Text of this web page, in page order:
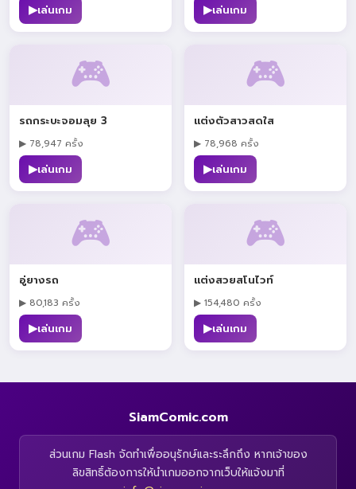
▶เล่นเกม ▶เล่นเกม
🎮
รถกระบะจอมลุย 3
▶ 78,947 ครั้ง
▶เล่นเกม
🎮
แต่งตัวสาวสดใส
▶ 78,968 ครั้ง
▶เล่นเกม
🎮
อู่ยางรถ
▶ 80,183 ครั้ง
▶เล่นเกม
🎮
แต่งสวยสโนไวท์
▶ 154,480 ครั้ง
▶เล่นเกม
SiamComic.com
ส่วนเกม Flash จัดทำเพื่ออนุรักษ์และระลึกถึง หากเจ้าของ
ลิขสิทธิ์ต้องการให้นำเกมออกจากเว็บให้แจ้งมาที่